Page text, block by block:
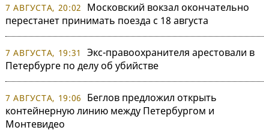
7 АВГУСТА, 20:02
Московский вокзал окончательно
перестанет принимать поезда с 18 августа
7 АВГУСТА, 19:31
Экс-правоохранителя арестовали в
Петербурге по делу об убийстве
7 АВГУСТА, 19:06
Беглов предложил открыть
контейнерную линию между Петербургом и
Монтевидео